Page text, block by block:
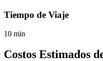
Tiempo de Viaje
10 min
Costos Estimados